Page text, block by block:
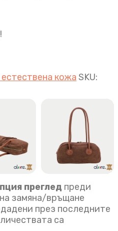
кожа SKU:
преглед преди
замяна/връщане
през последните
са